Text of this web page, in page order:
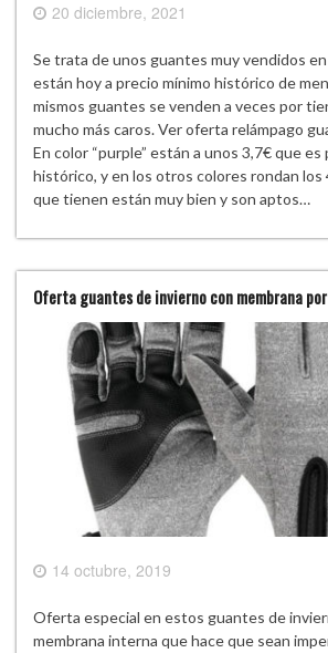
20 diciembre, 2021
Se trata de unos guantes muy vendidos
están hoy a precio mínimo histórico de
mismos guantes se venden a veces por
mucho más caros. Ver oferta relámpago
En color “purple” están a unos 3,7€ que es
histórico, y en los otros colores rondan los
que tienen están muy bien y son aptos…
Oferta guantes de invierno con membrana
14 octubre, 2019
Oferta especial en estos guantes de
membrana interna que hace que sean